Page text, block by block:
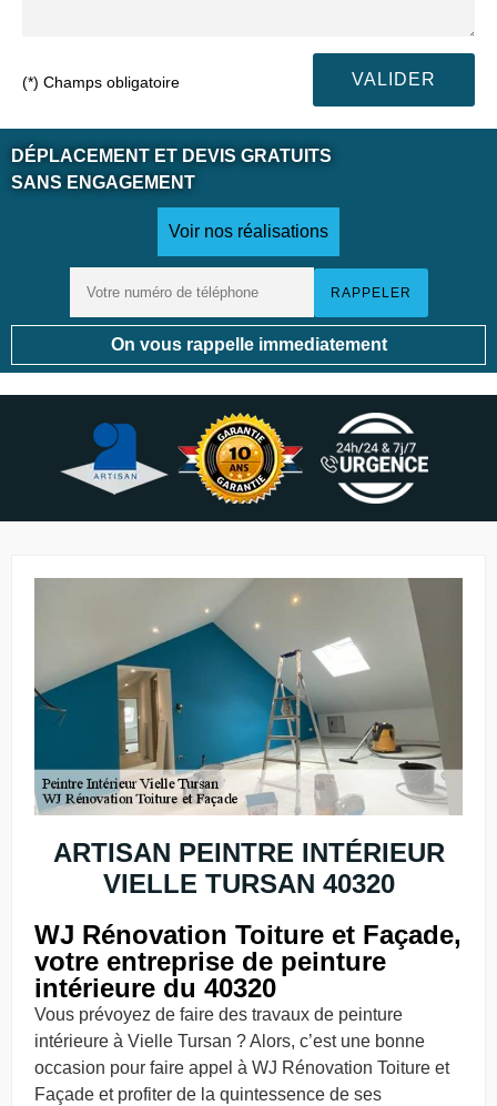
(*) Champs obligatoire
DÉPLACEMENT ET DEVIS GRATUITS
SANS ENGAGEMENT
Voir nos réalisations
On vous rappelle immediatement
ARTISAN PEINTRE INTÉRIEUR
VIELLE TURSAN 40320
WJ Rénovation Toiture et Façade,
votre entreprise de peinture
intérieure du 40320
Vous prévoyez de faire des travaux de peinture
intérieure à Vielle Tursan ? Alors, c’est une bonne
occasion pour faire appel à WJ Rénovation Toiture et
Façade et profiter de la quintessence de ses